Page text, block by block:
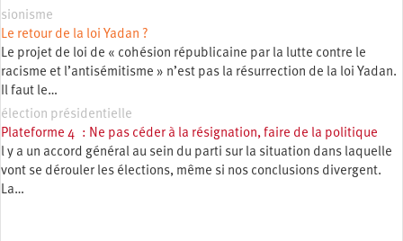
sionisme
Le retour de la loi Yadan ?
Le projet de loi de « cohésion républicaine par la lutte contre le
racisme et l’antisémitisme » n’est pas la résurrection de la loi Yadan.
Il faut le…
élection présidentielle
Plateforme 4 : Ne pas céder à la résignation, faire de la politique
l y a un accord général au sein du parti sur la situation dans laquelle
vont se dérouler les élections, même si nos conclusions divergent.
La…